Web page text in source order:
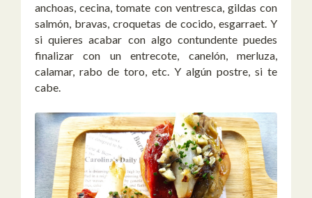
anchoas, cecina, tomate con ventresca, gildas con
salmón, bravas, croquetas de cocido, esgarraet. Y
si quieres acabar con algo contundente puedes
finalizar con un entrecote, canelón, merluza,
calamar, rabo de toro, etc. Y algún postre, si te
cabe.